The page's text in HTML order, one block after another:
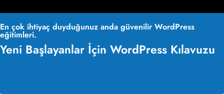
En çok ihtiyaç duyduğunuz anda güvenilir WordPress
eğitimleri.
Yeni Başlayanlar İçin WordPress Kılavuzu